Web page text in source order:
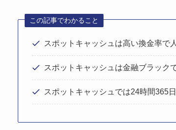
この記事でわかること
スポットキャッシュは高い換金率で
スポットキャッシュは金融ブラック
スポットキャッシュでは24時間365